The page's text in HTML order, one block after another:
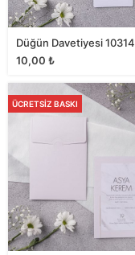
Düğün Davetiyesi 10314
10,00 ₺
ÜCRETSIZ BASKI